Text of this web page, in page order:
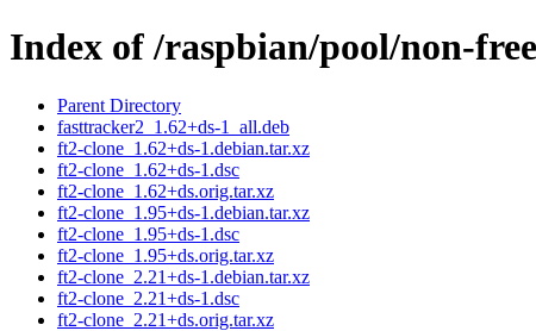
Index of /raspbian/pool/non-
Parent Directory
fasttracker2_1.62+ds-1_all.deb
ft2-clone_1.62+ds-1.debian.tar.xz
ft2-clone_1.62+ds-1.dsc
ft2-clone_1.62+ds.orig.tar.xz
ft2-clone_1.95+ds-1.debian.tar.xz
ft2-clone_1.95+ds-1.dsc
ft2-clone_1.95+ds.orig.tar.xz
ft2-clone_2.21+ds-1.debian.tar.xz
ft2-clone_2.21+ds-1.dsc
ft2-clone_2.21+ds.orig.tar.xz